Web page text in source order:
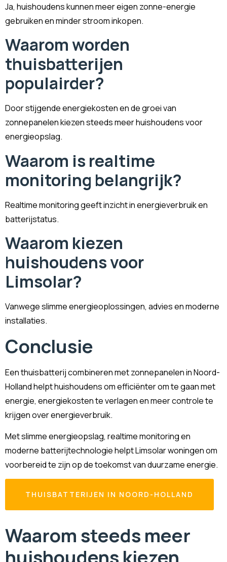
Ja, huishoudens kunnen meer eigen zonne-energie
gebruiken en minder stroom inkopen.
Waarom worden
thuisbatterijen
populairder?
Door stijgende energiekosten en de groei van
zonnepanelen kiezen steeds meer huishoudens voor
energieopslag.
Waarom is realtime
monitoring belangrijk?
Realtime monitoring geeft inzicht in energieverbruik en
batterijstatus.
Waarom kiezen
huishoudens voor
Limsolar?
Vanwege slimme energieoplossingen, advies en moderne
installaties.
Conclusie
Een thuisbatterij combineren met zonnepanelen in Noord-
Holland helpt huishoudens om efficiënter om te gaan met
energie, energiekosten te verlagen en meer controle te
krijgen over energieverbruik.
Met slimme energieopslag, realtime monitoring en
moderne batterijtechnologie helpt Limsolar woningen om
voorbereid te zijn op de toekomst van duurzame energie.
THUISBATTERIJEN IN NOORD-HOLLAND
Waarom steeds meer